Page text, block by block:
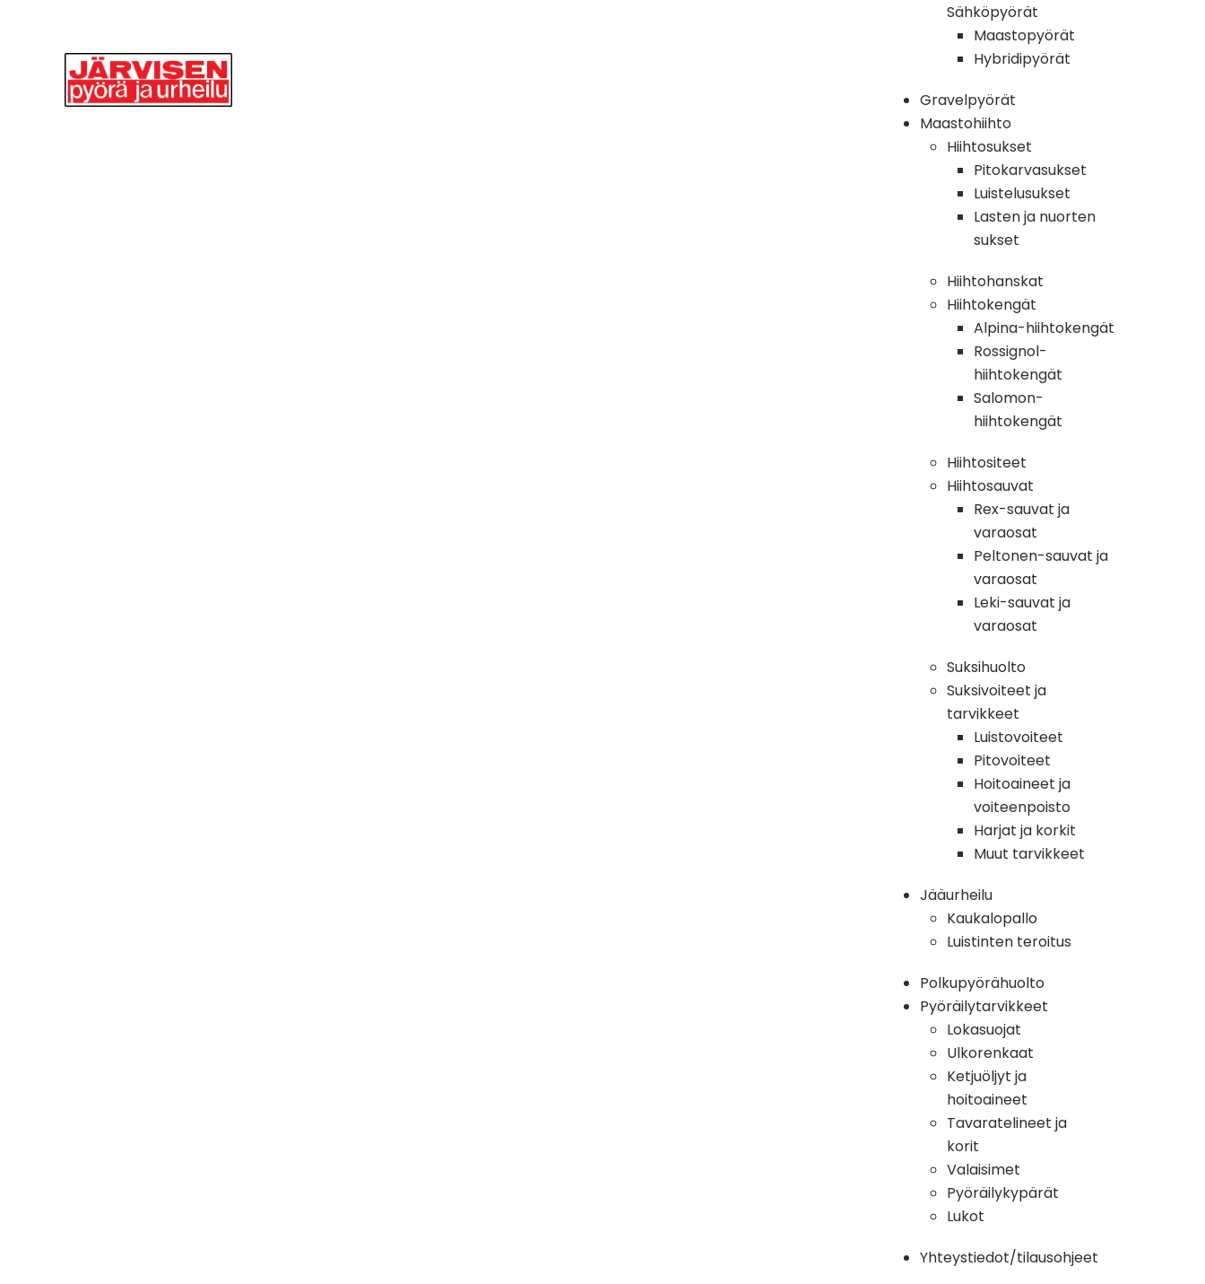
Sähköpyörät
Maastopyörät
Hybridipyörät
Gravelpyörät
Maastohiihto
Hiihtosukset
Pitokarvasukset
Luistelusukset
Lasten ja nuorten
sukset
Hiihtohanskat
Hiihtokengät
Alpina-hiihtokengät
Rossignol-
hiihtokengät
Salomon-
hiihtokengät
Hiihtositeet
Hiihtosauvat
Rex-sauvat ja
varaosat
Peltonen-sauvat ja
varaosat
Leki-sauvat ja
varaosat
Suksihuolto
Suksivoiteet ja
tarvikkeet
Luistovoiteet
Pitovoiteet
Hoitoaineet ja
voiteenpoisto
Harjat ja korkit
Muut tarvikkeet
Jääurheilu
Kaukalopallo
Luistinten teroitus
Polkupyörähuolto
Pyöräilytarvikkeet
Lokasuojat
Ulkorenkaat
Ketjuöljyt ja
hoitoaineet
Tavaratelineet ja
korit
Valaisimet
Pyöräilykypärät
Lukot
Yhteystiedot/tilausohjeet